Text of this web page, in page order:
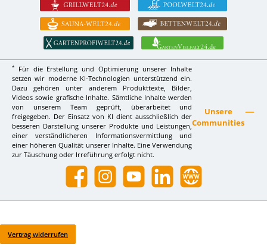
*
Für die Erstellung und Optimierung unserer Inhalte
setzen wir moderne KI-Technologien unterstützend ein.
Dazu gehören unter anderem Produkttexte, Bilder,
Videos sowie grafische Inhalte. Sämtliche Inhalte werden
von unserem Team geprüft, überarbeitet und
freigegeben. Der Einsatz von KI dient ausschließlich der
besseren Darstellung unserer Produkte und Leistungen,
einer verständlicheren Informationsvermittlung und
einer höheren Qualität unserer Inhalte. Eine Verwendung
zur Täuschung oder Irreführung erfolgt nicht.
Unsere
Communities
Facebook InstagramYouTube LinkedIn Website
Vertrag widerrufen